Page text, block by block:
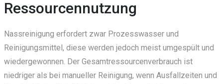
Ressourcennutzung
Nassreinigung erfordert zwar Prozesswasser und
Reinigungsmittel, diese werden jedoch meist umgespült und
wiedergewonnen. Der Gesamtressourcenverbrauch ist
niedriger als bei manueller Reinigung, wenn Ausfallzeiten und